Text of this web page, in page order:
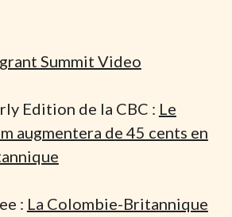
Summit Video
Edition de la CBC : Le
augmentera de 45 cents en
: La Colombie-Britannique